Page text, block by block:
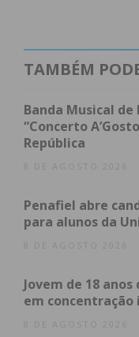
obtenha de
TAMBÉM
Banda Musical
“Concerto
República
8 DE AGOSTO 2026
Penafiel abre
para alunos da
8 DE AGOSTO 2026
Jovem de 18
em
8 DE AGOSTO 2026